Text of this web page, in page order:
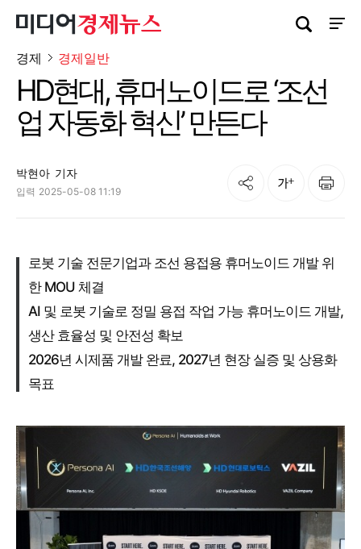
사이
검색창 열기
경제 경제일반
HD현대, 휴머노이드로 ‘조선
업 자동화 혁신’ 만든다
박현아 기자
입력 2025-05-08 11:19
공유 글자크기 인쇄
로봇 기술 전문기업과 조선 용접용 휴머노이드 개발 위
한 MOU 체결
AI 및 로봇 기술로 정밀 용접 작업 가능 휴머노이드 개발,
생산 효율성 및 안전성 확보
2026년 시제품 개발 완료, 2027년 현장 실증 및 상용화
목표